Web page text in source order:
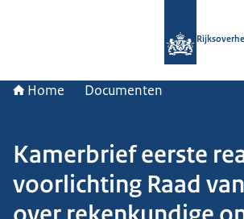
Home Documenten
Kamerbrief eerste
voorlichting Raad